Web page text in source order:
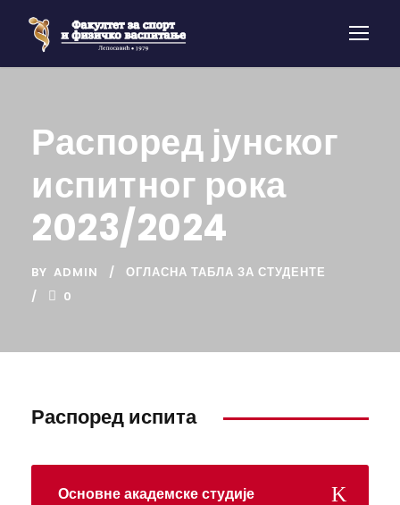
Распоред јунског
испитног рока
2023/2024
BY ADMIN
ОГЛАСНА ТАБЛА ЗА СТУДЕНТЕ
0
Распоред испита
Основне академске студије